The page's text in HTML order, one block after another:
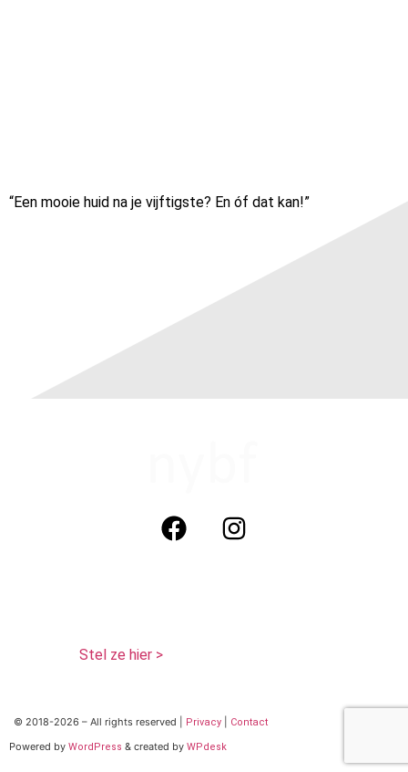
“Een mooie huid na je vijftigste? En óf dat kan!”
Stel ze hier >
© 2018-2026 – All rights reserved | Privacy Contact
Powered by WordPress & created by WPdesk